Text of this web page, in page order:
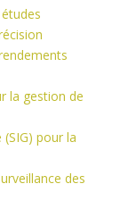
la gestion de
pour la
des